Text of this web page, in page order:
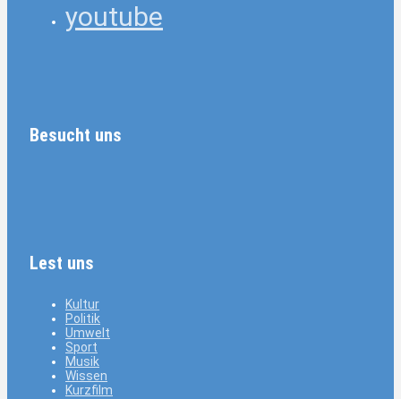
youtube
Besucht uns
Lest uns
Kultur
Politik
Umwelt
Sport
Musik
Wissen
Kurzfilm